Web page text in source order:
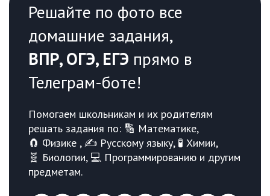
Решайте по фото все
домашние задания,
ВПР, ОГЭ, ЕГЭ прямо в
Телеграм-боте!
Помогаем школьникам и их родителям
решать задания по: 🔢 Математике,
🧲 Физике , ✍️ Русскому языку, 🧪 Химии,
🧬 Биологии, 💻 Программированию и другим
предметам.